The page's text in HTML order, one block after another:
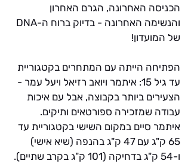
הכניסה האחרונה, הגרם האחרון
של המועדון!
הפתיחה הייתה עם המתחרים בקטגוריית
עד גיל 15: איתמר ויואב רזיאל ויעל עמר -
הצעירים ביותר בקבוצה, אבל עם איכות
עבודה שמזכירה ספורטאים ותיקים.
איתמר סיים במקום השישי בקטגוריית עד
65 ק"ג עם 47 ק"ג בהנפה (שיא אישי)
ו-54 ק"ג בדחיקה (101 ק"ג בקרב שתיים).